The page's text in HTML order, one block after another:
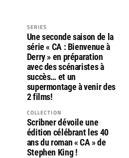
SERIES
Une seconde saison de la
série « CA : Bienvenue à
Derry » en préparation
avec des scénaristes à
succès… et un
supermontage à venir des
2 films!
COLLECTION
Scribner dévoile une
édition célébrant les 40
ans du roman « CA » de
Stephen King !